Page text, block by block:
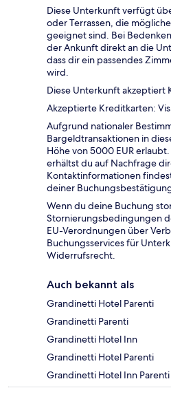
Diese Unterkunft verfügt
oder Terrassen, die
geeignet sind. Bei
der Ankunft direkt an die
dass dir ein passendes
wird.
Diese Unterkunft akzeptiert
Akzeptierte Kreditkarten:
Aufgrund nationaler
Bargeldtransaktionen in
Höhe von 5000 EUR
erhältst du auf Nachfrage
Kontaktinformationen
deiner
Wenn du deine Buchung
Stornierungsbedingungen
EU-Verordnungen über
Buchungsservices für
Widerrufsrecht.
Auch bekannt als
Grandinetti Hotel Parenti
Grandinetti Parenti
Grandinetti Hotel Inn
Grandinetti Hotel Parenti
Grandinetti Hotel Inn Parenti